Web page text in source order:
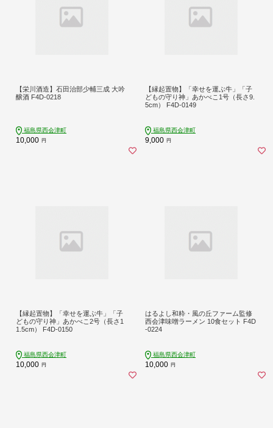
【栄川酒造】石田治部少輔三成 大吟
醸酒 F4D-0218
福島県西会津町
10,000 円
【縁起置物】「幸せを運ぶ牛」「子
どもの守り神」あかべこ1号（長さ9.
5cm） F4D-0149
福島県西会津町
9,000 円
【縁起置物】「幸せを運ぶ牛」「子
どもの守り神」あかべこ2号（長さ1
1.5cm） F4D-0150
福島県西会津町
10,000 円
はるよし和粋・風の丘ファーム監修
西会津味噌ラーメン 10食セット F4D
-0224
福島県西会津町
10,000 円